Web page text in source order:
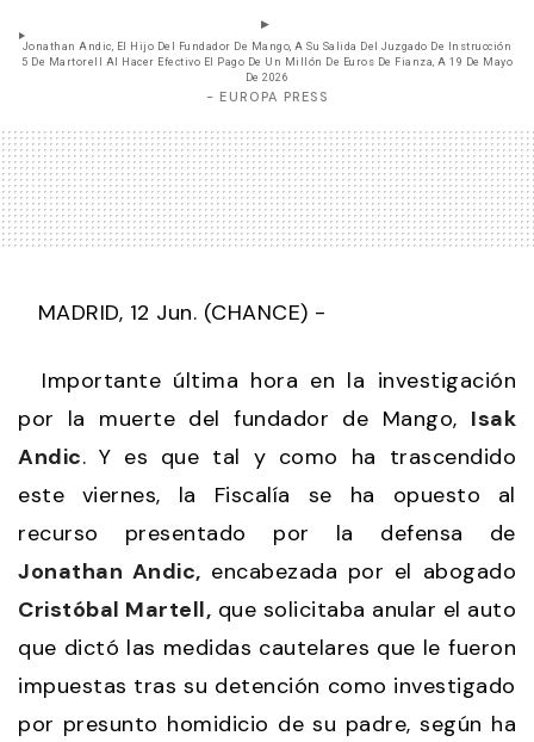
Jonathan Andic, El Hijo Del Fundador De Mango, A Su Salida Del Juzgado De Instrucción
5 De Martorell Al Hacer Efectivo El Pago De Un Millón De Euros De Fianza, A 19 De Mayo
De 2026
- EUROPA PRESS
MADRID, 12 Jun. (CHANCE) -
Importante última hora en la investigación
por la muerte del fundador de Mango, Isak
Andic. Y es que tal y como ha trascendido
este viernes, la Fiscalía se ha opuesto al
recurso presentado por la defensa de
Jonathan Andic, encabezada por el abogado
Cristóbal Martell, que solicitaba anular el auto
que dictó las medidas cautelares que le fueron
impuestas tras su detención como investigado
por presunto homidicio de su padre, según ha